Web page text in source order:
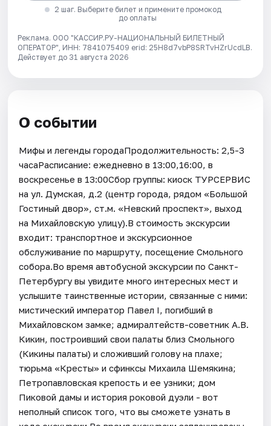
2 шаг. Выберите билет и примените промокод
до оплаты
Реклама. ООО "КАССИР.РУ-НАЦИОНАЛЬНЫЙ БИЛЕТНЫЙ
ОПЕРАТОР", ИНН: 7841075409 erid: 25H8d7vbP8SRTvHZrUcdLB.
Действует до 31 августа 2026
О событии
Мифы и легенды городаПродолжительность: 2,5-3
часаРасписание: ежедневно в 13:00,16:00, в
воскресенье в 13:00Сбор группы: киоск ТУРСЕРВИС
на ул. Думская, д.2 (центр города, рядом «Большой
Гостиный двор», ст.м. «Невский проспект», выход
на Михайловскую улицу).В стоимость экскурсии
входит: транспортное и экскурсионное
обслуживание по маршруту, посещение Смольного
собора.Во время автобусной экскурсии по Санкт-
Петербургу вы увидите много интересных мест и
услышите таинственные истории, связанные с ними:
мистический император Павел I, погибший в
Михайловском замке; адмиралтейств-советник А.В.
Кикин, построивший свои палаты близ Смольного
(Кикины палаты) и сложивший голову на плахе;
тюрьма «Кресты» и сфинксы Михаила Шемякина;
Петропавловская крепость и ее узники; дом
Пиковой дамы и история роковой дуэли - вот
неполный список того, что вы сможете узнать в